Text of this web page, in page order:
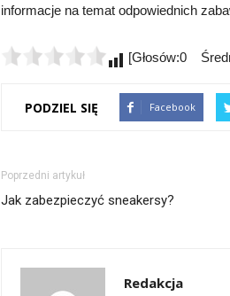
informacje na temat odpowiednich
[Głosów:0
PODZIEL SIĘ Facebook
Poprzedni artykuł
Jak zabezpieczyć sneakersy?
Redakcja